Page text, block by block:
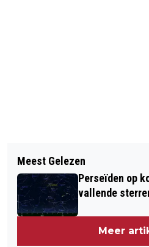
POLITIE PAKT 95
OP IN PARIJS
LANGE FILES NA
DRUKKE
Meest Gelezen
Perseïden op
vallende
Meer